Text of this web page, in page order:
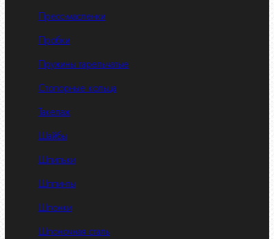
Пресс-масленки
Пробки
Пружины тарельчатые
Стопорные кольца
Такелаж
Шайбы
Шпильки
Шплинты
Шпонки
Шпоночная сталь